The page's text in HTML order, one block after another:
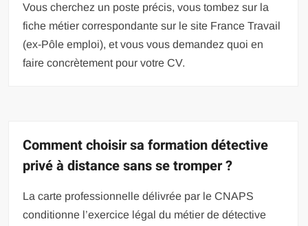
Vous cherchez un poste précis, vous tombez sur la
fiche métier correspondante sur le site France Travail
(ex-Pôle emploi), et vous vous demandez quoi en
faire concrètement pour votre CV.
Comment choisir sa formation détective
privé à distance sans se tromper ?
La carte professionnelle délivrée par le CNAPS
conditionne l’exercice légal du métier de détective